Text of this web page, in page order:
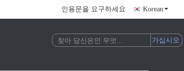
인용문을 요구하세요 Korean
가 고기술 기업입니다.우리는 인공지능 비전 검사 및 자동화